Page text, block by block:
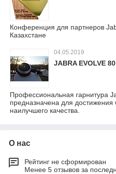
Конференция для партнеров
Казахстане
04.05.2019
JABRA EVOLVE 80
Профессиональная гарнитура
предназначена для
наилучшего качества.
О нас
Рейтинг не сформирован
Менее 5 отзывов за